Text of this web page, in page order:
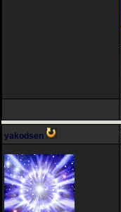
yakodsen